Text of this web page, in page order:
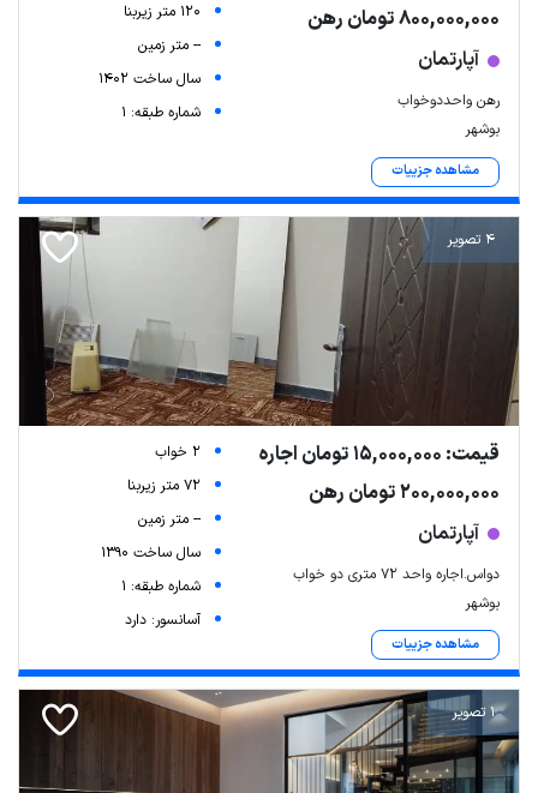
800,000,000 تومان رهن
آپارتمان
رهن واحددوخواب
بوشهر
مشاهده جزییات
120 متر زیربنا
-- متر زمین
سال ساخت 1402
شماره طبقه: 1
4 تصویر
قیمت: 15,000,000 تومان اجاره
200,000,000 تومان رهن
آپارتمان
دواس.اجاره واحد ۷۲ متری دو خواب
بوشهر
مشاهده جزییات
2 خواب
72 متر زیربنا
-- متر زمین
سال ساخت 1390
شماره طبقه: 1
آسانسور: دارد
1 تصویر